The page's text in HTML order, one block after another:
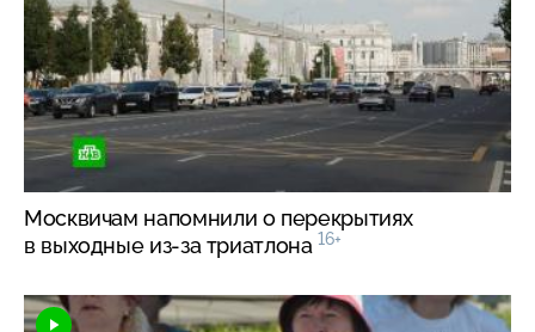
Москвичам напомнили о перекрытиях
в выходные из-за триатлона 16+